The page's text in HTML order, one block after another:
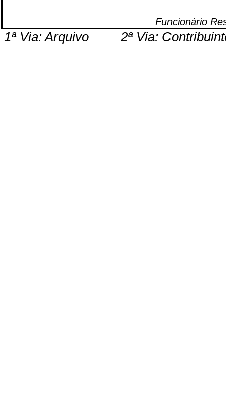
Funcionário
1ª Via: Arquivo 2ª Via: